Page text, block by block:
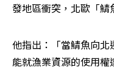
發地區衝突，北歐「鯖
他指出：「當鯖魚向
能就漁業資源的使用